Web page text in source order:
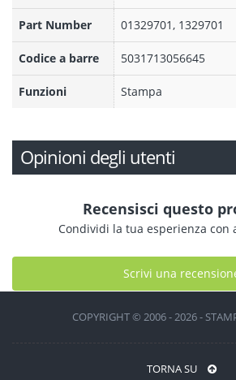
Part Number 01329701, 1329701
Codice a barre 5031713056645
Funzioni Stampa
Opinioni degli utenti
Recensisci questo
Condividi la tua esperienza con
Scrivi una
COPYRIGHT © 2006 - 2026 -
TORNA SU